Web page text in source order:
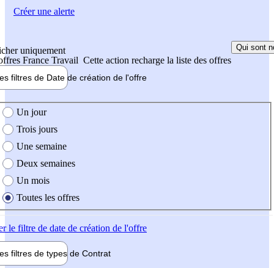
uniquement
France Travail Cette action recharge la liste des offres
Qui sont
filtres de Date de création de l'offre
création de l'offre
Un jour
Trois jours
Une semaine
Deux semaines
Un mois
Toutes les offres
le filtre de date de création de l'offre
filtres de types de Contrat
Créer une alerte